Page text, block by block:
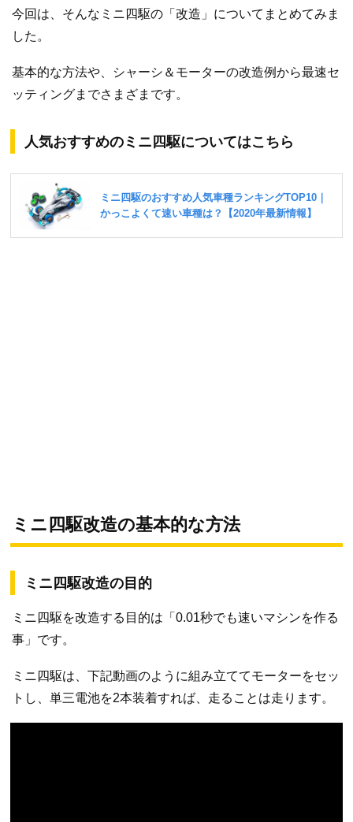
今回は、そんなミニ四駆の「改造」についてまとめてみま
した。
基本的な方法や、シャーシ＆モーターの改造例から最速セ
ッティングまでさまざまです。
人気おすすめのミニ四駆についてはこちら
ミニ四駆改造の基本的な方法
ミニ四駆改造の目的
ミニ四駆を改造する目的は「0.01秒でも速いマシンを作る
事」です。
ミニ四駆は、下記動画のように組み立ててモーターをセッ
トし、単三電池を2本装着すれば、走ることは走ります。